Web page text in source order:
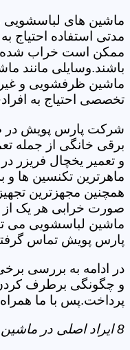
ماشین های لباسشویی
مدتی استفاده احتیاج
ممکن است خراب شده و
باشند.وسایلی مانند
ماشین ظرفشویی و
تخصصی احتیاج به
شرکت پارس پویش در
برقی خانگی از جمله
و تعمیر یخچال فریزر
ماهرترین تکنسین ها و
همچنین مجهزترین
صورت خرابی هر یک
ماشین لباسشویی می
پارس پویش تماس
در ادامه به بررسی
و چگونگی برطرف کردن
پرداخت.پس با ما
8 ایراد اصلی در ماشین های لباسشویی